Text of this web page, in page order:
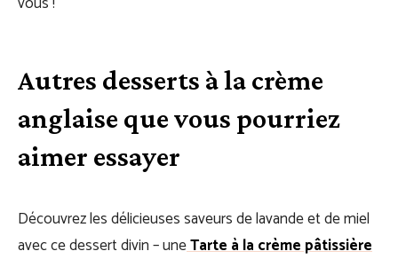
Autres desserts à la crème
anglaise que vous pourriez
aimer essayer
Découvrez les délicieuses saveurs de lavande et de miel
avec ce dessert divin – uneTarte à la crème pâtissière